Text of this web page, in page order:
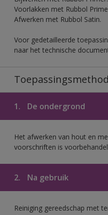
Voorlakken met Rubbol
Afwerken met Rubbol Satin.
Voor gedetailleerde
naar het technische
1. De ondergrond
Het afwerken van hout en
voorschriften is
2. Na gebruik
Reiniging gereedschap met